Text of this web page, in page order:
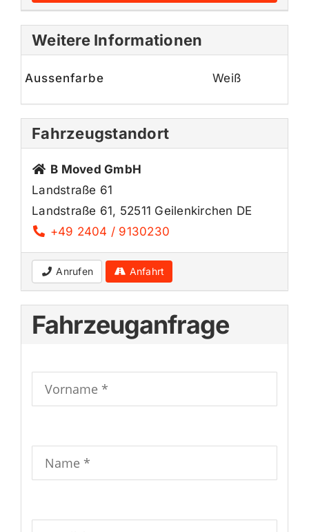
Weitere Informationen
Aussenfarbe Weiß
Fahrzeugstandort
B Moved GmbH
Landstraße 61
Landstraße 61, 52511 Geilenkirchen DE
+49 2404 / 9130230
Anrufen Anfahrt
Fahrzeuganfrage